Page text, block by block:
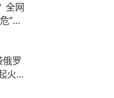
全网
”风
罗
火，